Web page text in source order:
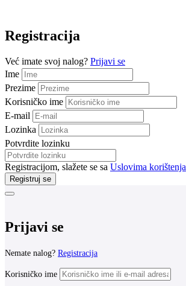
Registracija
Već imate svoj nalog? Prijavi se
Ime
Prezime
Korisničko ime
E-mail
Lozinka
Potvrdite lozinku
Registracijom, slažete se sa Uslovima korištenja
Registruj se
Prijavi se
Nemate nalog? Registracija
Korisničko ime